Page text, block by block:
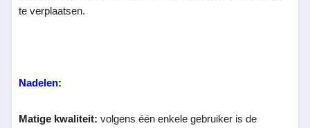
te verplaatsen.
Nadelen:
Matige kwaliteit: volgens één enkele gebruiker is de